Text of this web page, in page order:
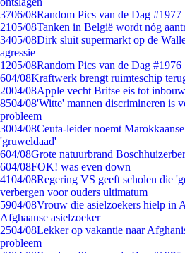
3706/08Random Pics van de Dag #1977
2105/08Tanken in België wordt nóg
3405/08Dirk sluit supermarkt op de
agressie
1205/08Random Pics van de Dag #1976
604/08Kraftwerk brengt ruimteschip
2004/08Apple vecht Britse eis tot
8504/08'Witte' mannen discrimineren is
probleem
3004/08Ceuta-leider noemt
'gruweldaad'
604/08Grote natuurbrand
604/08FOK! was even down
4104/08Regering VS geeft scholen die
verbergen voor ouders ultimatum
5904/08Vrouw die asielzoekers hielp in
Afghaanse asielzoeker
2504/08Lekker op vakantie naar
probleem